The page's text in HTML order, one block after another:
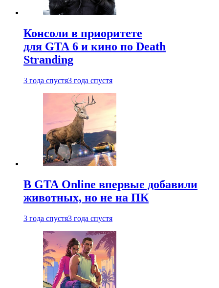
Консоли в приоритете
для GTA 6 и кино по Death
Stranding
3 года спустя3 года спустя
В GTA Online впервые добавили
животных, но не на ПК
3 года спустя3 года спустя